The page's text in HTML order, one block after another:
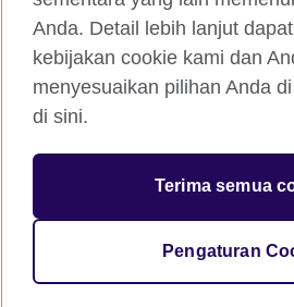
British Council global
Kerahasiaan dan Ketentuan
Cookie
Peta situs
© 2026 British Council
The United Kingdom’s international
209131 (England and Wales)
Anda. Detail lebih lanjut
kebijakan cookie kami dan
menyesuaikan pilihan Anda
di sini.
Terima semua
Pengaturan